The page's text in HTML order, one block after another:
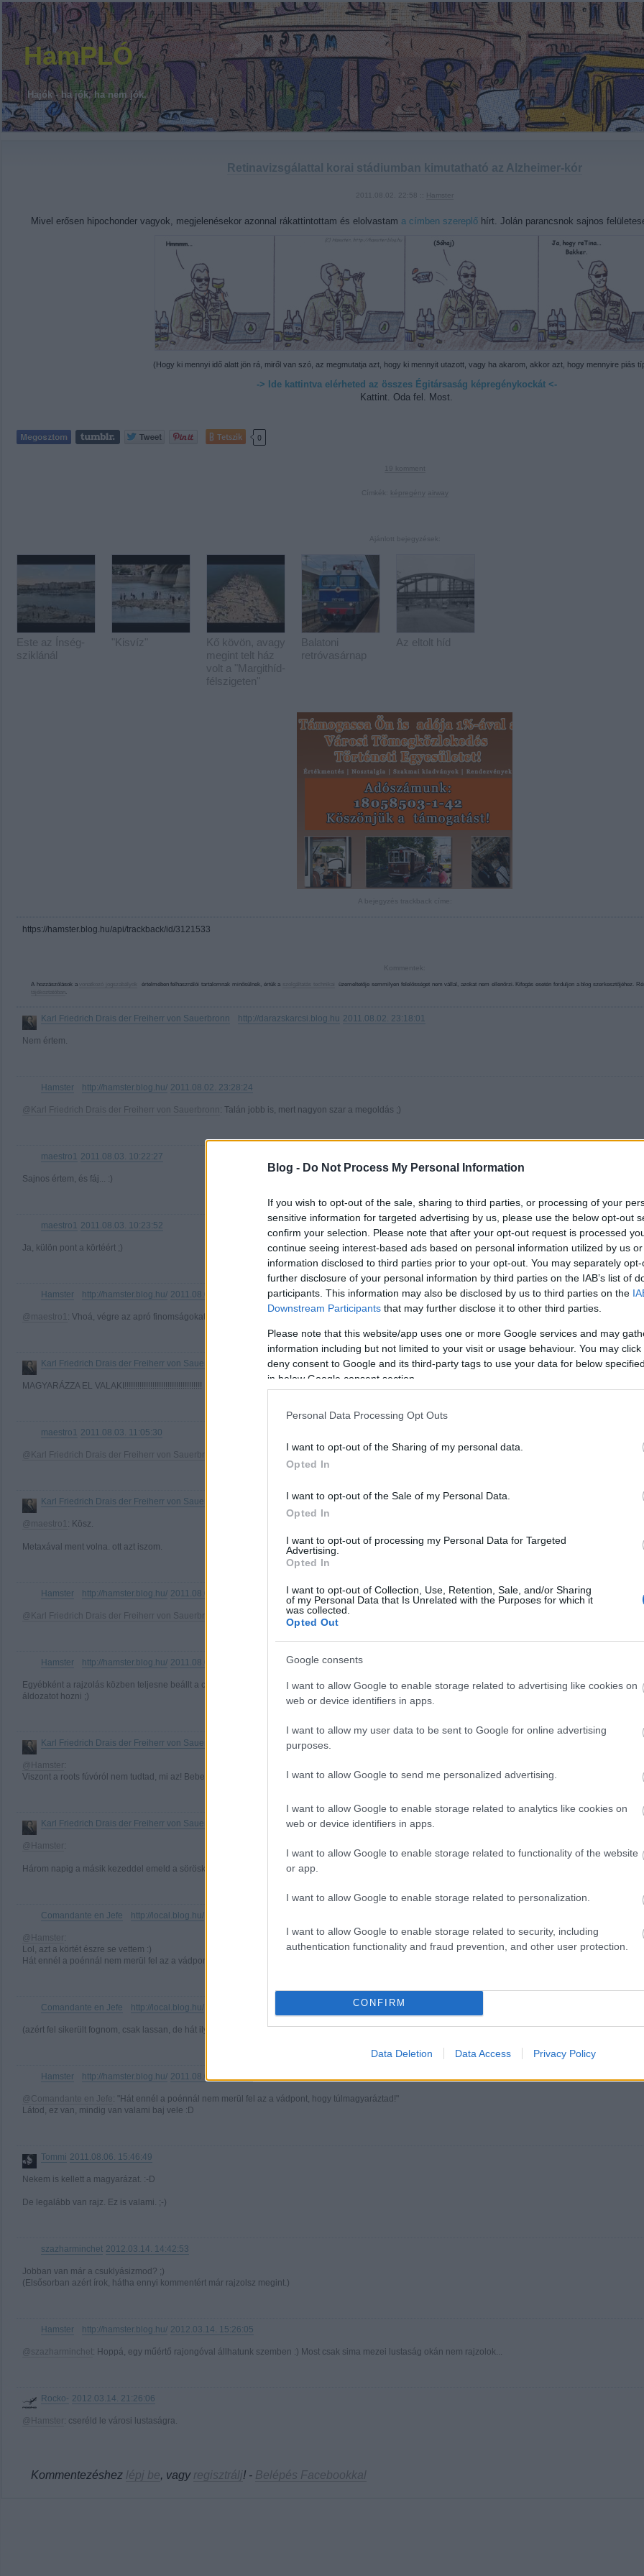
Blog - Do Not Process My Personal Information
If you wish to opt-out of the sale, sharing to third parties, or processing of your
sensitive information for targeted advertising by us, please use the below opt-out
confirm your selection. Please note that after your opt-out request is processed
continue seeing interest-based ads based on personal information utilized by us
information disclosed to third parties prior to your opt-out. You may separately
further disclosure of your personal information by third parties on the IAB’s list of
participants. This information may also be disclosed by us to third parties on the
Downstream Participants that may further disclose it to other third parties.
Please note that this website/app uses one or more Google services and may
information including but not limited to your visit or usage behaviour. You may
deny consent to Google and its third-party tags to use your data for below
in below Google consent section.
Personal Data Processing Opt Outs
I want to opt-out of the Sharing of my personal data.
Opted In
I want to opt-out of the Sale of my Personal Data.
Opted In
I want to opt-out of processing my Personal Data for Targeted
Advertising.
Opted In
I want to opt-out of Collection, Use, Retention, Sale, and/or Sharing
of my Personal Data that Is Unrelated with the Purposes for which it
was collected.
Opted Out
Google consents
I want to allow Google to enable storage related to advertising like cookies on
web or device identifiers in apps.
I want to allow my user data to be sent to Google for online advertising
purposes.
I want to allow Google to send me personalized advertising.
I want to allow Google to enable storage related to analytics like cookies on
web or device identifiers in apps.
I want to allow Google to enable storage related to functionality of the website
or app.
I want to allow Google to enable storage related to personalization.
I want to allow Google to enable storage related to security, including
authentication functionality and fraud prevention, and other user protection.
CONFIRM
Data Deletion Data Access Privacy Policy
HamPLÓ
Hajók - ha jók, ha nem jók.
Retinavizsgálattal korai stádiumban kimutatható az Alzheimer-kór
Hamster
Mivel erősen hipochonder vagyok, megjelenésekor azonnal rákattintottam és elolvastam a címben szereplő hírt. Jolán parancsnok sajnos
(Hogy ki mennyi idő alatt jön rá, miről van szó, az megmutatja azt, hogy ki mennyit utazott, vagy ha akarom, akkor azt, hogy mennyire piás
-> Ide kattintva elérheted az összes Égitársaság képregénykockát <-
Kattint. Oda fel. Most.
Tetszik 0
19
airway
Ajánlott bejegyzések:
Este az Ínség-
sziklánál
"Kisvíz"
Kő kövön, avagy
megint telt ház
volt a "Margithíd-
félszigeten"
Balatoni
retróvasárnap
Az eltolt híd
A bejegyzés trackback címe:
https://hamster.blog.hu/api/trackback/id/3121533
A hozzászólások a értelmében felhasználói tartalomnak minősülnek, értük a üzemeltetője semmilyen felelősséget nem vállal, azokat nem ellenőrzi. Kifogás esetén forduljon a blog szerkesztőjéhez.
.
Karl Friedrich Drais der Freiherr von Sauerbronn http://darazskarcsi.blog.hu 2011.08.02. 23:18:01
Nem értem.
Hamster http://hamster.blog.hu/ 2011.08.02. 23:28:24
@Karl Friedrich Drais der Freiherr von Sauerbronn : Talán jobb is, mert nagyon szar a megoldás ;)
maestro1 2011.08.03. 10:22:27
Sajnos értem, és fáj... :)
maestro1 2011.08.03. 10:23:52
Ja, külön pont a körtéért ;)
Hamster http://hamster.blog.hu/ 2011.08.03. 10:32:57
@maestro1 : Vhoá, végre az apró finomságokat is értékeli valaki :)
Karl Friedrich Drais der Freiherr von Sauerbronn http://darazskarcsi.blog.hu 2011.08.03. 10:43:52
MAGYARÁZZA EL VALAKI!!!!!!!!!!!!!!!!!!!!!!!!!!!!!!!!!!!!
maestro1 2011.08.03. 11:05:30
@Karl Friedrich Drais der Freiherr von Sauerbronn
Karl Friedrich Drais der Freiherr von Sauerbronn http://darazskarcsi.blog.hu 2011.08.03. 12:26:49
@maestro1 : Kösz.
Metaxával ment volna. ott azt iszom.
Hamster http://hamster.blog.hu/ 2011.08.03. 21:22:50
@Karl Friedrich Drais der Freiherr von Sauerbronn
: Én azt se, mégis tudom mindkettőről, mi az :P
Hamster http://hamster.blog.hu/ 2011.08.03. 21:24:30
Egyébként a rajzolás közben teljesne beállt a csuklyásizmom, vagy mim, alig tudtam aludni utána, meg azóta is fáj, ennyire kevés visszajelzés után egy ideig
áldozatot hozni ;)
Karl Friedrich Drais der Freiherr von Sauerbronn http://darazskarcsi.blog.hu
@Hamster :
Viszont a roots fúvóról nem tudtad, mi az! Bebee!
Karl Friedrich Drais der Freiherr von Sauerbronn http://darazskarcsi.blog.hu 2011.08.04. 01:25:31
@Hamster :
Három napig a másik kezeddel emeld a söröskorsót, és akkor tudsz valami olyat is rajzolni, amihez nem vagyok hülye, és akkor három kommentet garantálok.
Comandante en Jefe http://local.blog.hu/
@Hamster :
Lol, azt a körtét észre se vettem :)
Hát ennél a poénnál nem merül fel az a vádpont, hogy túlmagyaráztad!
Comandante en Jefe http://local.blog.hu/
(azért fel sikerült fognom, csak lassan, de hát ilyen időben az is csoda... :D )
Hamster http://hamster.blog.hu/ 2011.08.04. 16:00:55
@Comandante en Jefe: "Hát ennél a poénnál nem merül fel az a vádpont, hogy túlmagyaráztad!"
Látod, ez van, mindig van valami baj vele :D
Tommi 2011.08.06. 15:46:49
Nekem is kellett a magyarázat. :-D
De legalább van rajz. Ez is valami. ;-)
szazharminchet 2012.03.14. 14:42:53
Jobban van már a csuklyásizmod? ;)
(Elsősorban azért írok, hátha ennyi kommentért már rajzolsz megint.)
Hamster http://hamster.blog.hu/ 2012.03.14. 15:26:05
@szazharminchet : Hoppá, egy műértő rajongóval állhatunk szemben :) Most csak sima mezei lustaság okán nem rajzolok...
Rocko- 2012.03.14. 21:26:06
@Hamster : cseréld le városi lustaságra.
Kommentezéshez lépj be, vagy regisztrálj! ‐ Belépés Facebookkal